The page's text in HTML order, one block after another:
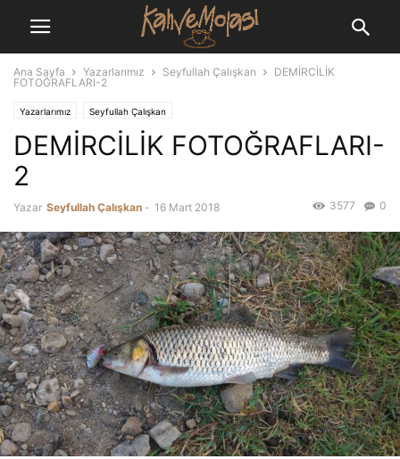
Ana Sayfa Yazarlarımız Seyfullah Çalışkan
DEMİRCİLİK
FOTOĞRAFLARI-2
Yazarlarımız Seyfullah Çalışkan
DEMİRCİLİK FOTOĞRAFLARI-
2
Yazar Seyfullah Çalışkan - 16 Mart 2018 0
3577